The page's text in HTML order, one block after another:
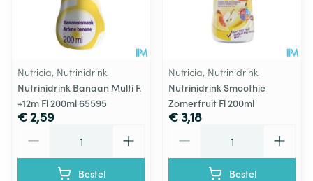
Nutricia, Nutrinidrink
Nutrinidrink Banaan Multi F.
+12m Fl 200ml 65595
€ 2,59
Bestel
Nutricia, Nutrinidrink
Nutrinidrink Smoothie
Zomerfruit Fl 200ml
€ 3,18
Bestel